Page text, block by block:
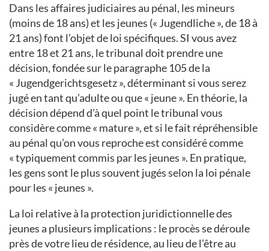
Dans les affaires judiciaires au pénal, les mineurs
(moins de 18 ans) et les jeunes (« Jugendliche », de 18 à
21 ans) font l’objet de loi spécifiques. SI vous avez
entre 18 et 21 ans, le tribunal doit prendre une
décision, fondée sur le paragraphe 105 de la
« Jugendgerichtsgesetz », déterminant si vous serez
jugé en tant qu’adulte ou que « jeune ». En théorie, la
décision dépend d’à quel point le tribunal vous
considère comme « mature », et si le fait répréhensible
au pénal qu’on vous reproche est considéré comme
« typiquement commis par les jeunes ». En pratique,
les gens sont le plus souvent jugés selon la loi pénale
pour les « jeunes ».
La loi relative à la protection juridictionnelle des
jeunes a plusieurs implications : le procès se déroule
près de votre lieu de résidence, au lieu de l’être au